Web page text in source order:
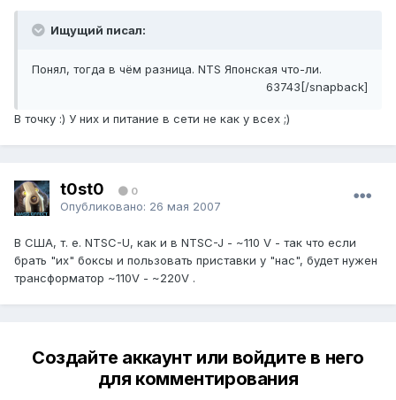
Ищущий писал:
Понял, тогда в чём разница. NTS Японская что-ли.
63743[/snapback]
В точку :) У них и питание в сети не как у всех ;)
t0st0 0
Опубликовано: 26 мая 2007
В США, т. е. NTSC-U, как и в NTSC-J - ~110 V - так что если
брать "их" боксы и пользовать приставки у "нас", будет нужен
трансформатор ~110V - ~220V .
Создайте аккаунт или войдите в него
для комментирования